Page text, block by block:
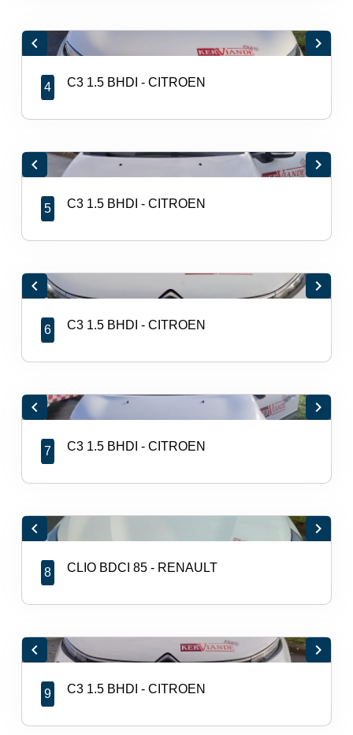
chevron_left chevron_right
4 C3 1.5 BHDI - CITROEN
chevron_left chevron_right
5 C3 1.5 BHDI - CITROEN
chevron_left chevron_right
6 C3 1.5 BHDI - CITROEN
chevron_left chevron_right
7 C3 1.5 BHDI - CITROEN
chevron_left chevron_right
8 CLIO BDCI 85 - RENAULT
chevron_left chevron_right
9 C3 1.5 BHDI - CITROEN